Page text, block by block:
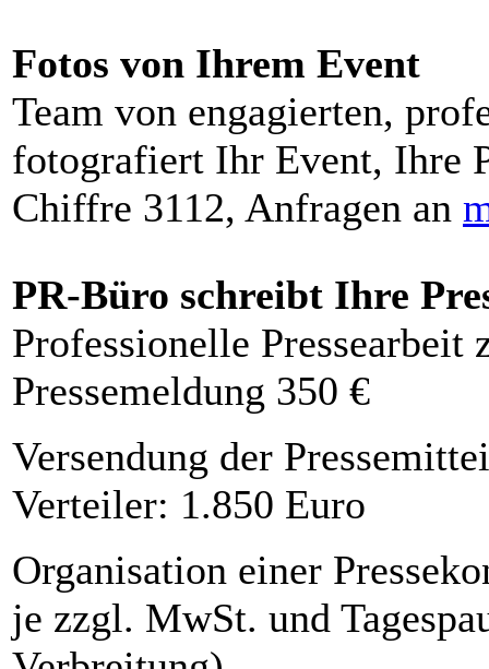
Fotos von Ihrem Event
Team von engagierten,
fotografiert Ihr Event, Ihre
Chiffre 3112, Anfragen an
PR-Büro schreibt Ihre
Professionelle Pressearbeit
Pressemeldung 350 €
Versendung der
Verteiler: 1.850 Euro
Organisation einer
je zzgl. MwSt. und